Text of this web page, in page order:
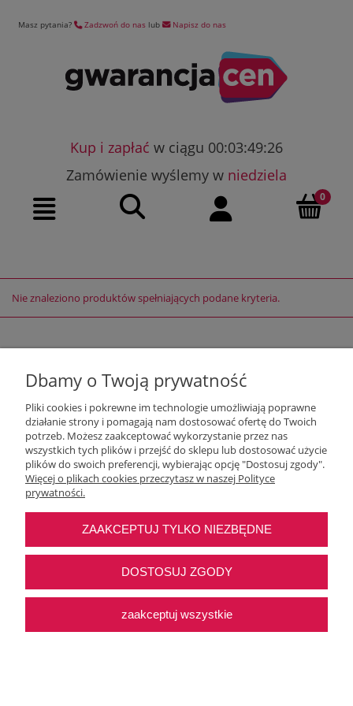
Masz pytania? Zadzwoń do nas lub Napisz do nas
Kup i zapłać w ciągu 00:03:49:26
Zamówienie wyślemy w niedziela
Nie znaleziono produktów spełniających podane kryteria.
Moje konto
Najczęstsze pytania
Pomoc
Dbamy o Twoją prywatność
Pliki cookies i pokrewne im technologie umożliwiają poprawne
działanie strony i pomagają nam dostosować ofertę do Twoich
potrzeb. Możesz zaakceptować wykorzystanie przez nas
wszystkich tych plików i przejść do sklepu lub dostosować użycie
plików do swoich preferencji, wybierając opcję "Dostosuj zgody".
Więcej o plikach cookies przeczytasz w naszej Polityce
prywatności.
ZAAKCEPTUJ TYLKO NIEZBĘDNE
DOSTOSUJ ZGODY
zaakceptuj wszystkie